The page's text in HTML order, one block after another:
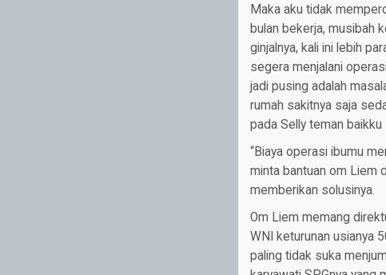
Maka aku tidak
bulan bekerja, musibah
ginjalnya, kali ini lebih
segera menjalani
jadi pusing adalah
rumah sakitnya saja
pada Selly teman
“Biaya operasi ibumu
minta bantuan om Liem
memberikan solusinya.
Om Liem memang
WNI keturunan usianya
paling tidak suka